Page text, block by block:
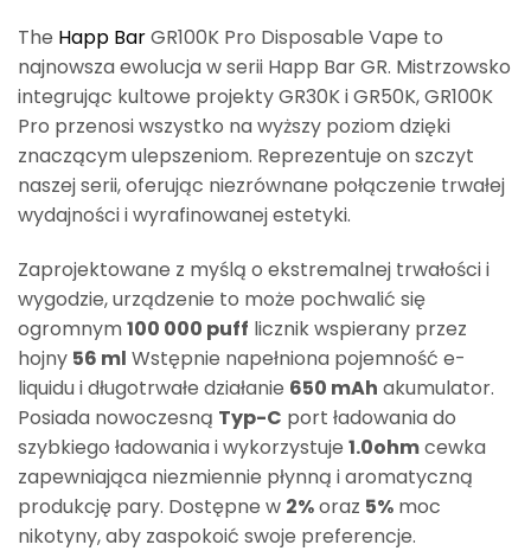
The Happ BarGR100K Pro Disposable Vape to
najnowsza ewolucja w serii Happ Bar GR. Mistrzowsko
integrując kultowe projekty GR30K i GR50K, GR100K
Pro przenosi wszystko na wyższy poziom dzięki
znaczącym ulepszeniom. Reprezentuje on szczyt
naszej serii, oferując niezrównane połączenie trwałej
wydajności i wyrafinowanej estetyki.
Zaprojektowane z myślą o ekstremalnej trwałości i
wygodzie, urządzenie to może pochwalić się
ogromnym100 000 puff licznik wspierany przez
hojny 56 ml Wstępnie napełniona pojemność e-
liquidu i długotrwałe działanie 650 mAh akumulator.
Posiada nowoczesną Typ-C port ładowania do
szybkiego ładowania i wykorzystuje 1.0ohmcewka
zapewniająca niezmiennie płynną i aromatyczną
produkcję pary. Dostępne w 2%oraz 5% moc
nikotyny, aby zaspokoić swoje preferencje.